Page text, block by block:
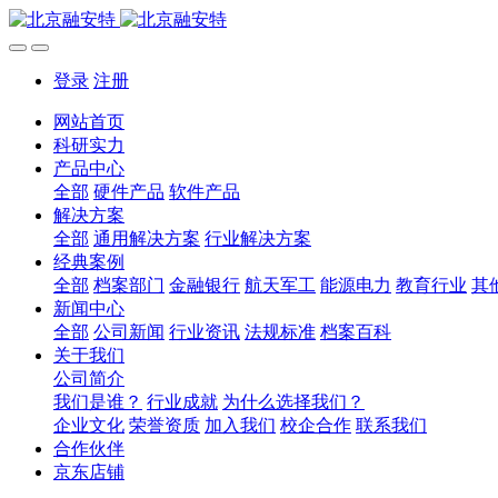
登录 注册
网站首页
科研实力
产品中心
全部 硬件产品 软件产品
解决方案
全部 通用解决方案 行业解决方案
经典案例
全部 档案部门 金融银行 航天军工 能源电力 教育行业 其
新闻中心
全部 公司新闻 行业资讯 法规标准 档案百科
关于我们
公司简介
我们是谁？ 行业成就 为什么选择我们？
企业文化 荣誉资质 加入我们 校企合作 联系我们
合作伙伴
京东店铺